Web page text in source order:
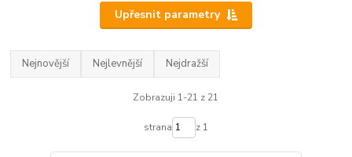
Upřesnit parametry
Nejnovější Nejlevnější Nejdražší
Zobrazuji 1-21 z 21
strana z 1